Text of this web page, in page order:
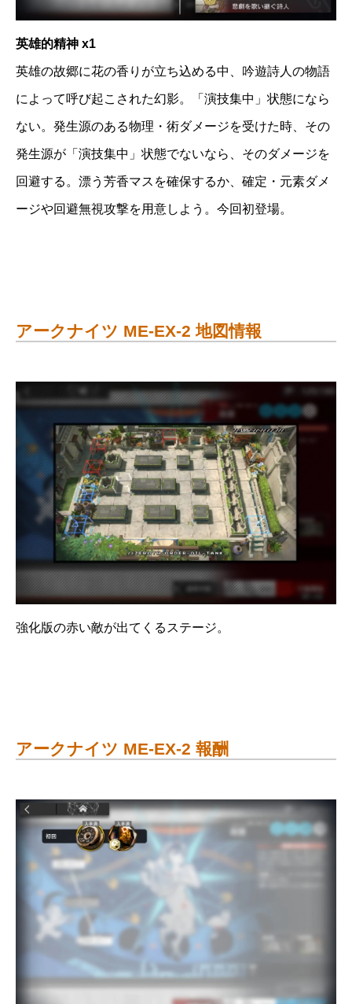
英雄的精神 x1
英雄の故郷に花の香りが立ち込める中、吟遊詩人の物語
によって呼び起こされた幻影。「演技集中」状態になら
ない。発生源のある物理・術ダメージを受けた時、その
発生源が「演技集中」状態でないなら、そのダメージを
回避する。漂う芳香マスを確保するか、確定・元素ダメ
ージや回避無視攻撃を用意しよう。今回初登場。
アークナイツ ME-EX-2 地図情報
強化版の赤い敵が出てくるステージ。
アークナイツ ME-EX-2 報酬